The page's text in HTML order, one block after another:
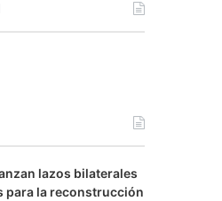
r
a
a
m
lazos bilaterales
para la reconstrucción